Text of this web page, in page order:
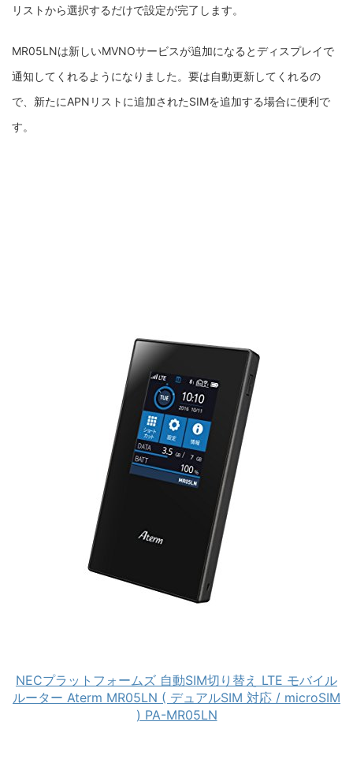
リストから選択するだけで設定が完了します。
MR05LNは新しいMVNOサービスが追加になるとディスプレイで
通知してくれるようになりました。要は自動更新してくれるの
で、新たにAPNリストに追加されたSIMを追加する場合に便利で
す。
NECプラットフォームズ 自動SIM切り替え LTE モバイル
ルーター Aterm MR05LN ( デュアルSIM 対応 / microSIM
) PA-MR05LN